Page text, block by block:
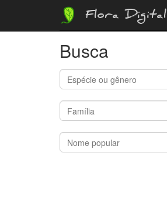
Flora Digital
Busca